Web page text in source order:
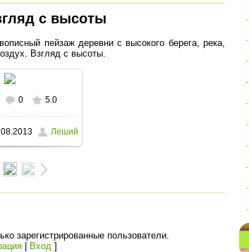
с высоты
пейзаж деревни с высокого берега, река,
Взгляд с высоты.
размере
/ 374.1Kb
0 5.0
Леший
зарегистрированные пользователи.
| Вход ]